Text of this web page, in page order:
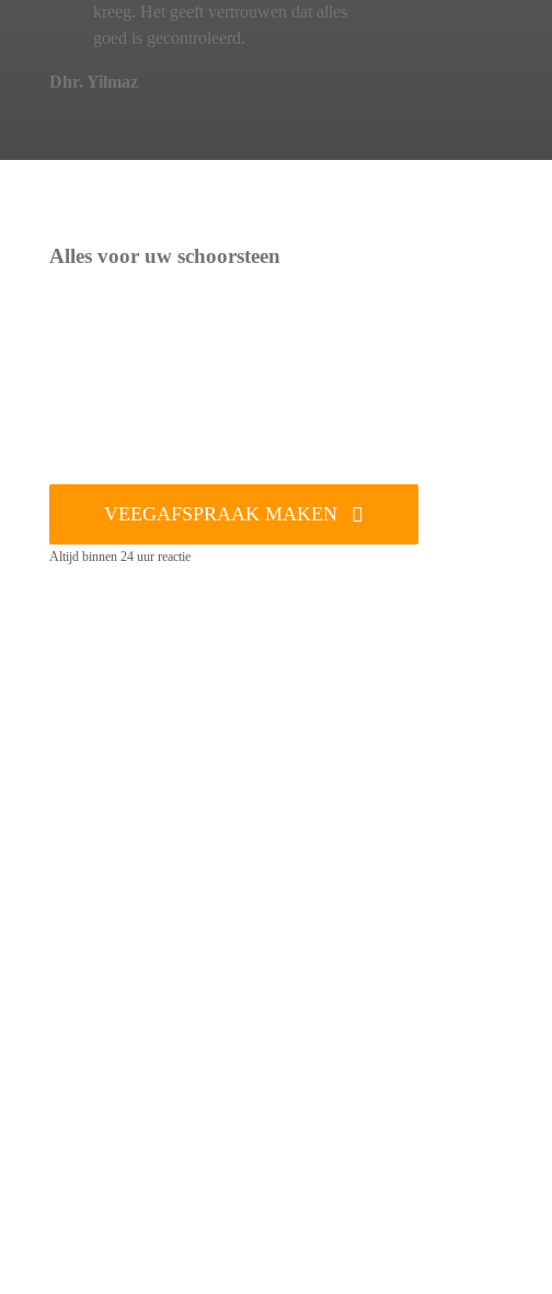
kreeg. Het geeft vertrouwen dat alles
goed is gecontroleerd.
Dhr. Yilmaz
Alles voor uw schoorsteen
VEEGAFSPRAAK MAKEN
Altijd binnen 24 uur reactie